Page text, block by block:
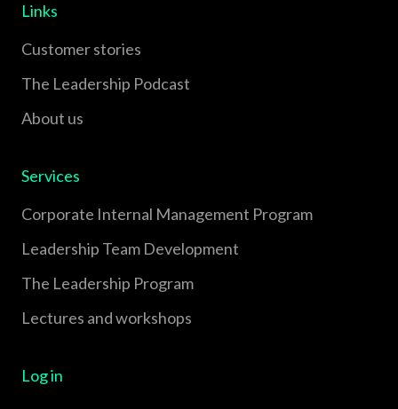
Links
Customer stories
The Leadership Podcast
About us
Services
Corporate Internal Management Program
Leadership Team Development
The Leadership Program
Lectures and workshops
Log in